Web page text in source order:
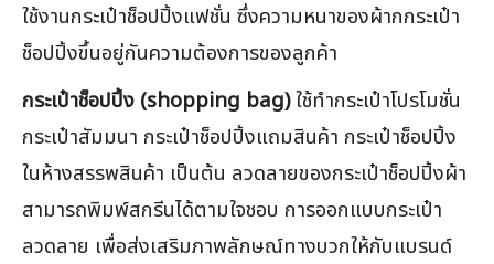
ใช้งานกระเป๋าช็อปปิ้งแฟชั่น ซึ่งความหนาของผ้ากกระเป๋า
ช็อปปิ้งขึ้นอยู่กันความต้องการของลูกค้า
กระเป๋าช็อปปิ้ง (shopping bag)ใช้ทำกระเป๋าโปรโมชั่น
กระเป๋าสัมมนา กระเป๋าช็อปปิ้งแถมสินค้า กระเป๋าช็อปปิ้ง
ในห้างสรรพสินค้า เป็นต้น ลวดลายของกระเป๋าช็อปปิ้งผ้า
สามารถพิมพ์สกรีนได้ตามใจชอบ การออกแบบกระเป๋า
ลวดลาย เพื่อส่งเสริมภาพลักษณ์ทางบวกให้กับแบรนด์